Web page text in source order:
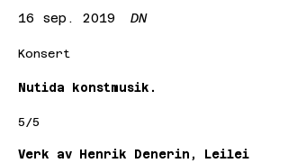
16 sep. 2019
DN
Konsert
Nutida konstmusik.
5/5
Verk av Henrik Denerin, Leilei